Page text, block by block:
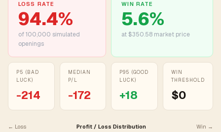
LOSS RATE
94.4%
of100,000 simulated
openings
WIN RATE
5.6%
at $350.58 market price
P5 (BAD
LUCK)
-214
MEDIAN
P/L
-172
P95 (GOOD
LUCK)
+18
WIN
THRESHOLD
$0
← Loss Profit / Loss Distribution Win →